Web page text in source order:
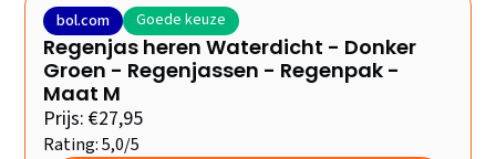
bol.com Goede keuze
Regenjas heren Waterdicht - Donker
Groen - Regenjassen - Regenpak -
Maat M
Prijs: €27,95
Rating: 5,0/5